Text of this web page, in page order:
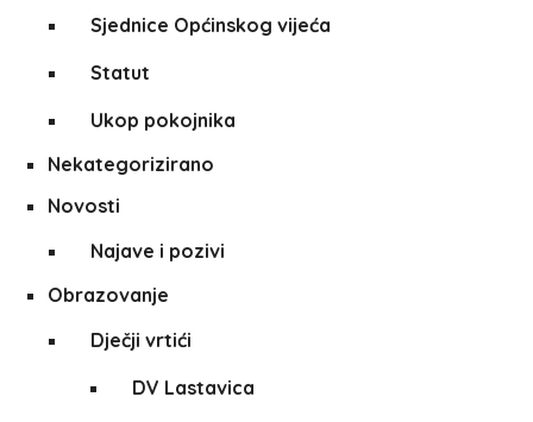
Sjednice Općinskog vijeća
Statut
Ukop pokojnika
Nekategorizirano
Novosti
Najave i pozivi
Obrazovanje
Dječji vrtići
DV Lastavica